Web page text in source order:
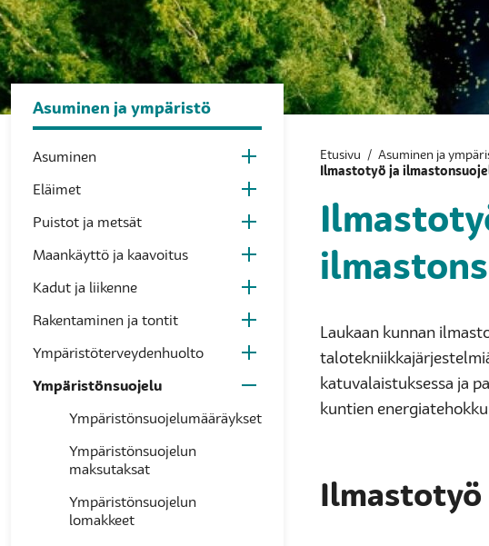
Asuminen ja ympäristö
Asuminen
Eläimet
Puistot ja metsät
Maankäyttö ja kaavoitus
Kadut ja liikenne
Rakentaminen ja tontit
Ympäristöterveydenhuolto
Ympäristönsuojelu
Ympäristönsuojelumääräykset
Ympäristönsuojelun
maksutaksat
Ympäristönsuojelun
lomakkeet
Etusivu / Asuminen ja
Ilmastotyö ja
Laukaan kunnan
katuvalaistuksessa ja
kuntien
Ilmastotyö